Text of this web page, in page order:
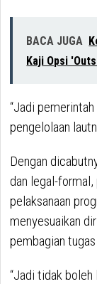
BACA JUGA
Kaji Opsi
“Jadi
pengelolaan
Dengan
dan legal-
pelaksanaan
menyesuaikan
pembagian
“Jadi tidak boleh